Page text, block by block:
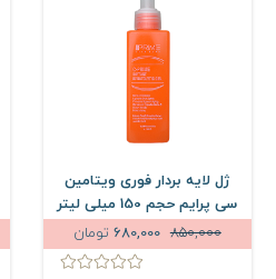
ژل لایه بردار فوری ویتامین
سی پرایم حجم 150 میلی لیتر
850,000
680,000 تومان